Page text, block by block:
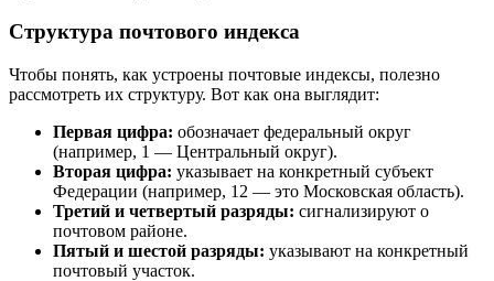
Структура почтового индекса
Чтобы понять, как устроены почтовые индексы, полезно
рассмотреть их структуру. Вот как она выглядит:
Первая цифра: обозначает федеральный округ
(например, 1 — Центральный округ).
Вторая цифра: указывает на конкретный субъект
Федерации (например, 12 — это Московская область).
Третий и четвертый разряды: сигнализируют о
почтовом районе.
Пятый и шестой разряды: указывают на конкретный
почтовый участок.